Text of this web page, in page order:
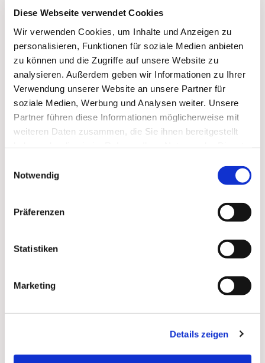
Diese Webseite verwendet Cookies
Wir verwenden Cookies, um Inhalte und Anzeigen zu
personalisieren, Funktionen für soziale Medien anbieten
zu können und die Zugriffe auf unsere Website zu
analysieren. Außerdem geben wir Informationen zu Ihrer
Verwendung unserer Website an unsere Partner für
soziale Medien, Werbung und Analysen weiter. Unsere
Partner führen diese Informationen möglicherweise mit
weiteren Daten zusammen, die Sie ihnen bereitgestellt
Notwendig
Präferenzen
Statistiken
Marketing
Details zeigen
St. Jakobus, Grimmen, Dr.-Kurt-
Fischer-Straße 1, 18507 Grimmen
Dies könnte Sie auch